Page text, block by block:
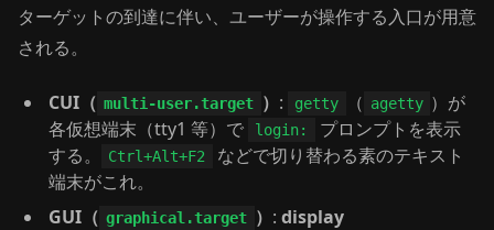
ターゲットの到達に伴い、ユーザーが操作する入口が用意
される。
CUI（ multi-user.target ） : getty （ agetty ）が
各仮想端末（tty1 等）で
login:
プロンプトを表示
する。
Ctrl+Alt+F2
などで切り替わる素のテキスト
端末がこれ。
GUI（ graphical.target ） : display